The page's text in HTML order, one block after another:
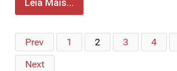
Leia Mais...
Prev 1 2 3 4
Next